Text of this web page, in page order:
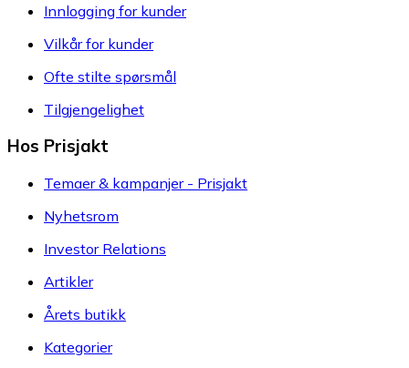
Innlogging for kunder
Vilkår for kunder
Ofte stilte spørsmål
Tilgjengelighet
Hos Prisjakt
Temaer & kampanjer - Prisjakt
Nyhetsrom
Investor Relations
Artikler
Årets butikk
Kategorier